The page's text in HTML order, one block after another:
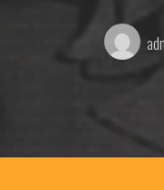
Posted
by: